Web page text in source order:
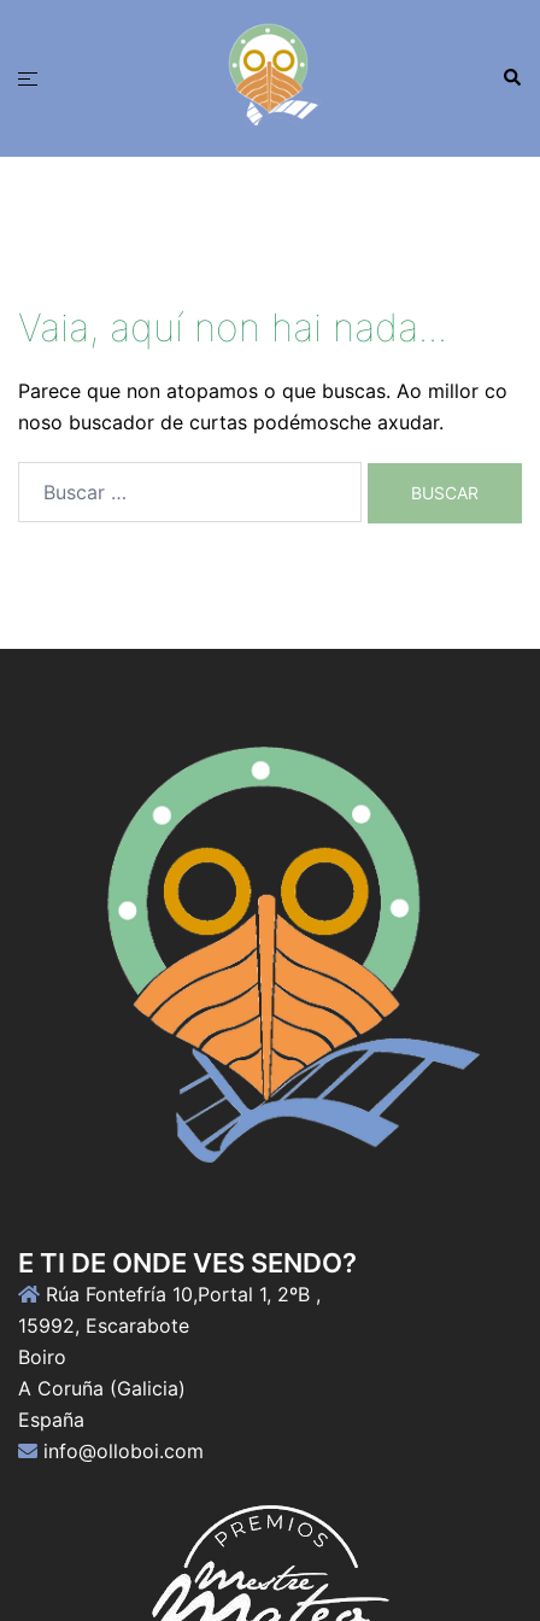
contido
Alternar
Vaia, aquí non hai nada...
Parece que non atopamos o que buscas. Ao millor co
noso buscador de curtas podémosche axudar.
E TI DE ONDE VES SENDO?
Rúa Fontefría 10,Portal 1, 2ºB ,
15992, Escarabote
Boiro
A Coruña (Galicia)
España
info@olloboi.com